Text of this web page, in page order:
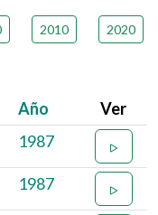
2010 2020
Año
Ver
1987
1987